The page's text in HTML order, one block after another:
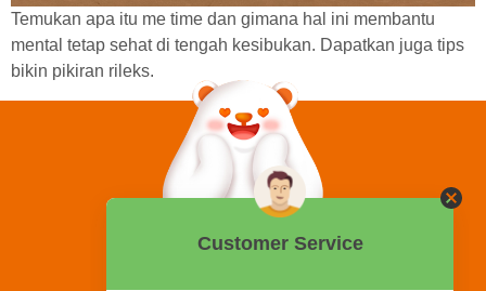
Temukan apa itu me time dan gimana hal ini membantu
mental tetap sehat di tengah kesibukan. Dapatkan juga tips
bikin pikiran rileks.
0858 2015 9999